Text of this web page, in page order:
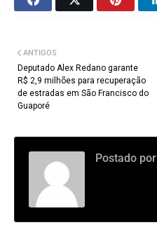
ANTIGOS
Deputado Alex Redano garante
R$ 2,9 milhões para recuperação
de estradas em São Francisco do
Guaporé
Postado por